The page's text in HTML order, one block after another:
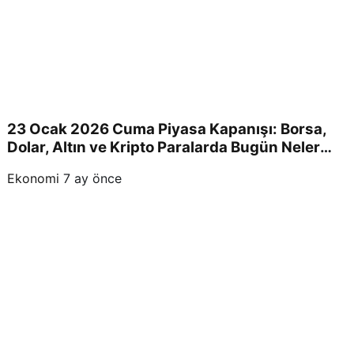
23 Ocak 2026 Cuma Piyasa Kapanışı: Borsa,
Dolar, Altın ve Kripto Paralarda Bugün Neler
Ekonomi 7 ay önce